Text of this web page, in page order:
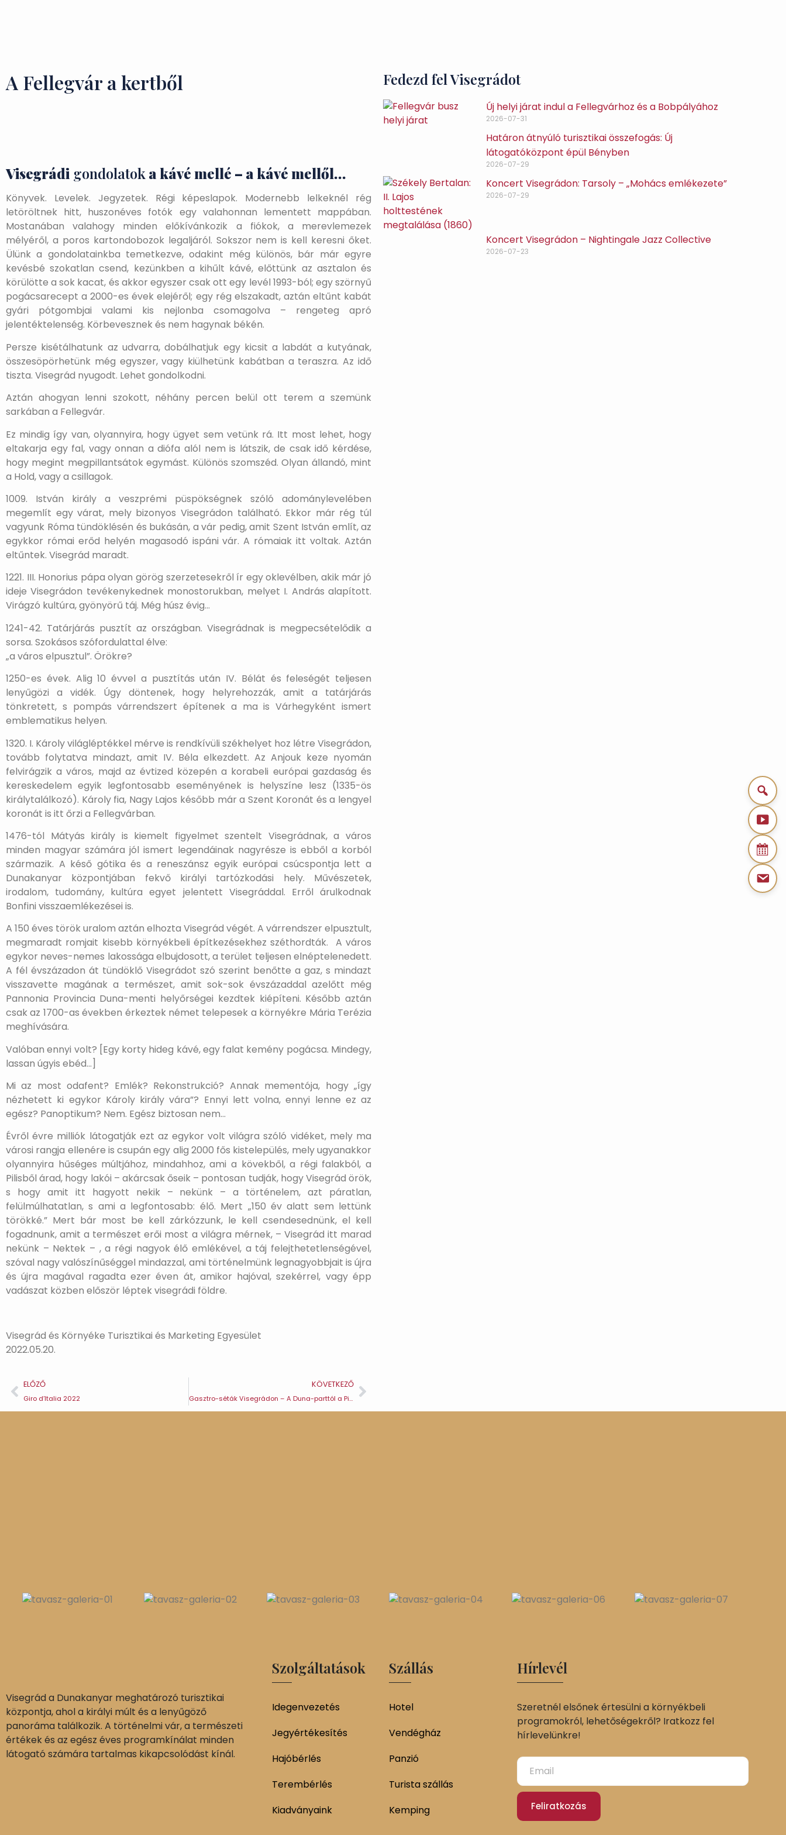
A Fellegvár a kertből
Visegrádi gondolatok a kávé mellé – a kávé mellől…
Könyvek. Levelek. Jegyzetek. Régi képeslapok. Modernebb lelkeknél rég
letöröltnek hitt, huszonéves fotók egy valahonnan lementett mappában.
Mostanában valahogy minden előkívánkozik a fiókok, a merevlemezek
mélyéről, a poros kartondobozok legaljáról. Sokszor nem is kell keresni őket.
Ülünk a gondolatainkba temetkezve, odakint még különös, bár már egyre
kevésbé szokatlan csend, kezünkben a kihűlt kávé, előttünk az asztalon és
körülötte a sok kacat, és akkor egyszer csak ott egy levél 1993-ból; egy szörnyű
pogácsarecept a 2000-es évek elejéről; egy rég elszakadt, aztán eltűnt kabát
gyári pótgombjai valami kis nejlonba csomagolva – rengeteg apró
jelentéktelenség. Körbevesznek és nem hagynak békén.
Persze kisétálhatunk az udvarra, dobálhatjuk egy kicsit a labdát a kutyának,
összesöpörhetünk még egyszer, vagy kiülhetünk kabátban a teraszra. Az idő
tiszta. Visegrád nyugodt. Lehet gondolkodni.
Aztán ahogyan lenni szokott, néhány percen belül ott terem a szemünk
sarkában a Fellegvár.
Ez mindig így van, olyannyira, hogy ügyet sem vetünk rá. Itt most lehet, hogy
eltakarja egy fal, vagy onnan a diófa alól nem is látszik, de csak idő kérdése,
hogy megint megpillantsátok egymást. Különös szomszéd. Olyan állandó, mint
a Hold, vagy a csillagok.
1009. István király a veszprémi püspökségnek szóló adománylevelében
megemlít egy várat, mely bizonyos Visegrádon található. Ekkor már rég túl
vagyunk Róma tündöklésén és bukásán, a vár pedig, amit Szent István említ, az
egykkor római erőd helyén magasodó ispáni vár. A rómaiak itt voltak. Aztán
eltűntek. Visegrád maradt.
1221. III. Honorius pápa olyan görög szerzetesekről ír egy oklevélben, akik már jó
ideje Visegrádon tevékenykednek monostorukban, melyet I. András alapított.
Virágzó kultúra, gyönyörű táj. Még húsz évig…
1241-42. Tatárjárás pusztít az országban. Visegrádnak is megpecsételődik a
sorsa. Szokásos szófordulattal élve:
„a város elpusztul”. Örökre?
1250-es évek. Alig 10 évvel a pusztítás után IV. Bélát és feleségét teljesen
lenyűgözi a vidék. Úgy döntenek, hogy helyrehozzák, amit a tatárjárás
tönkretett, s pompás várrendszert építenek a ma is Várhegyként ismert
emblematikus helyen.
1320. I. Károly világléptékkel mérve is rendkívüli székhelyet hoz létre Visegrádon,
tovább folytatva mindazt, amit IV. Béla elkezdett. Az Anjouk keze nyomán
felvirágzik a város, majd az évtized közepén a korabeli európai gazdaság és
kereskedelem egyik legfontosabb eseményének is helyszíne lesz (1335-ös
királytalálkozó). Károly fia, Nagy Lajos később már a Szent Koronát és a lengyel
koronát is itt őrzi a Fellegvárban.
1476-tól Mátyás király is kiemelt figyelmet szentelt Visegrádnak, a város
minden magyar számára jól ismert legendáinak nagyrésze is ebből a korból
származik. A késő gótika és a reneszánsz egyik európai csúcspontja lett a
Dunakanyar központjában fekvő királyi tartózkodási hely. Művészetek,
irodalom, tudomány, kultúra egyet jelentett Visegráddal. Erről árulkodnak
Bonfini visszaemlékezései is.
A 150 éves török uralom aztán elhozta Visegrád végét. A várrendszer elpusztult,
megmaradt romjait kisebb környékbeli építkezésekhez széthordták. A város
egykor neves-nemes lakossága elbujdosott, a terület teljesen elnéptelenedett.
A fél évszázadon át tündöklő Visegrádot szó szerint benőtte a gaz, s mindazt
visszavette magának a természet, amit sok-sok évszázaddal azelőtt még
Pannonia Provincia Duna-menti helyőrségei kezdtek kiépíteni. Később aztán
csak az 1700-as években érkeztek német telepesek a környékre Mária Terézia
meghívására.
Valóban ennyi volt? [Egy korty hideg kávé, egy falat kemény pogácsa. Mindegy,
lassan úgyis ebéd…]
Mi az most odafent? Emlék? Rekonstrukció? Annak mementója, hogy „így
nézhetett ki egykor Károly király vára”? Ennyi lett volna, ennyi lenne ez az
egész? Panoptikum? Nem. Egész biztosan nem…
Évről évre milliók látogatják ezt az egykor volt világra szóló vidéket, mely ma
városi rangja ellenére is csupán egy alig 2000 fős kistelepülés, mely ugyanakkor
olyannyira hűséges múltjához, mindahhoz, ami a kövekből, a régi falakból, a
Pilisből árad, hogy lakói – akárcsak őseik – pontosan tudják, hogy Visegrád örök,
s hogy amit itt hagyott nekik – nekünk – a történelem, azt páratlan,
felülmúlhatatlan, s ami a legfontosabb: élő. Mert „150 év alatt sem lettünk
törökké.” Mert bár most be kell zárkózzunk, le kell csendesednünk, el kell
fogadnunk, amit a természet erői most a világra mérnek, – Visegrád itt marad
nekünk – Nektek – , a régi nagyok élő emlékével, a táj felejthetetlenségével,
szóval nagy valószínűséggel mindazzal, ami történelmünk legnagyobbjait is újra
és újra magával ragadta ezer éven át, amikor hajóval, szekérrel, vagy épp
vadászat közben először léptek visegrádi földre.
Visegrád és Környéke Turisztikai és Marketing Egyesület
2022.05.20.
ELŐZŐ
Giro d’Italia 2022
KÖVETKEZŐ
Gasztro-séták Visegrádon – A Duna-parttól a Pilis kapujáig
Fedezd fel Visegrádot
Új helyi járat indul a Fellegvárhoz és a Bobpályához
2026-07-31
Határon átnyúló turisztikai összefogás: Új
látogatóközpont épül Bényben
2026-07-29
Koncert Visegrádon: Tarsoly – „Mohács emlékezete”
2026-07-29
Koncert Visegrádon – Nightingale Jazz Collective
2026-07-23
Visegrád a Dunakanyar meghatározó turisztikai
központja, ahol a királyi múlt és a lenyűgöző
panoráma találkozik. A történelmi vár, a természeti
értékek és az egész éves programkínálat minden
látogató számára tartalmas kikapcsolódást kínál.
Szolgáltatások
Idegenvezetés
Jegyértékesítés
Hajóbérlés
Terembérlés
Kiadványaink
Szállás
Hotel
Vendégház
Panzió
Turista szállás
Kemping
Hírlevél
Szeretnél elsőnek értesülni a környékbeli
programokról, lehetőségekről? Iratkozz fel
hírlevelünkre!
Feliratkozás